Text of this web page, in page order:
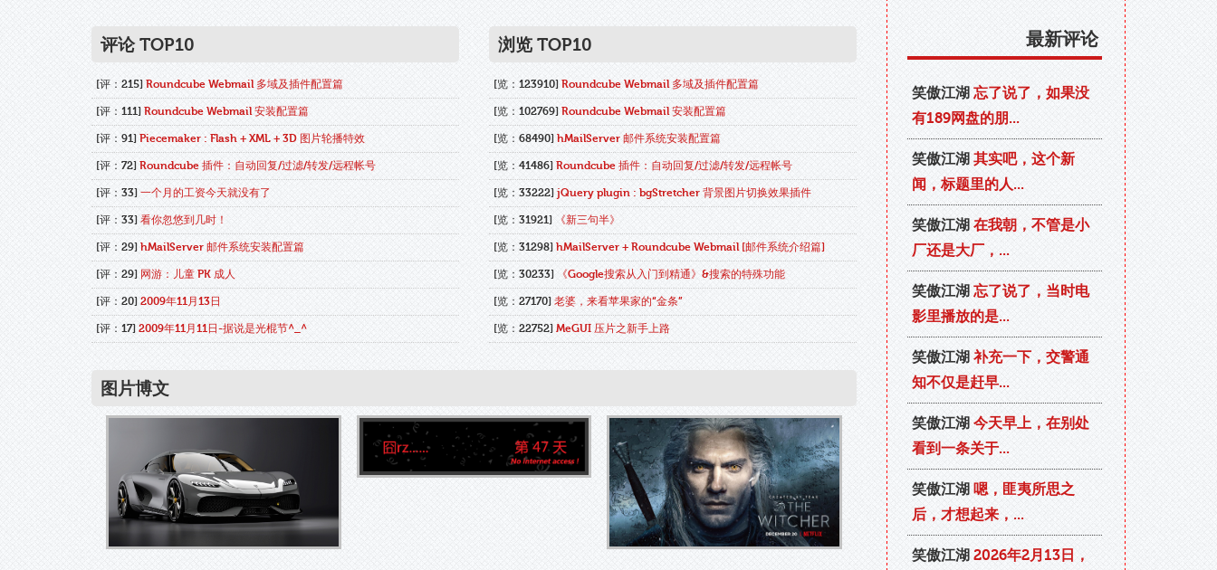
评论 TOP10
[评：215] Roundcube Webmail 多域及插件配置篇
[评：111] Roundcube Webmail 安装配置篇
[评：91] Piecemaker : Flash + XML + 3D 图片轮播特效
[评：72] Roundcube 插件：自动回复/过滤/转发/远程帐号
[评：33] 一个月的工资今天就没有了
[评：33] 看你忽悠到几时！
[评：29] hMailServer 邮件系统安装配置篇
[评：29] 网游：儿童 PK 成人
[评：20] 2009年11月13日
[评：17] 2009年11月11日-据说是光棍节^_^
浏览 TOP10
[览：123910]Roundcube Webmail 多域及插件配置篇
[览：102769]Roundcube Webmail 安装配置篇
[览：68490]hMailServer 邮件系统安装配置篇
[览：41486]Roundcube 插件：自动回复/过滤/转发/远程帐号
[览：33222]jQuery plugin : bgStretcher 背景图片切换效果插件
[览：31921] 《新三句半》
[览：31298]hMailServer + Roundcube Webmail [邮件系统介绍篇]
[览：30233] 《Google搜索从入门到精通》&搜索的特殊功能
[览：27170]老婆，来看苹果家的“金条”
[览：22752]MeGUI 压片之新手上路
图片博文
最新评论
笑傲江湖 忘了说了，如果没
有189网盘的朋...
笑傲江湖 其实吧，这个新
闻，标题里的人...
笑傲江湖 在我朝，不管是小
厂还是大厂，...
笑傲江湖 忘了说了，当时电
影里播放的是...
笑傲江湖 补充一下，交警通
知不仅是赶早...
笑傲江湖 今天早上，在别处
看到一条关于...
笑傲江湖 嗯，匪夷所思之
后，才想起来，...
笑傲江湖 2026年2月13日，